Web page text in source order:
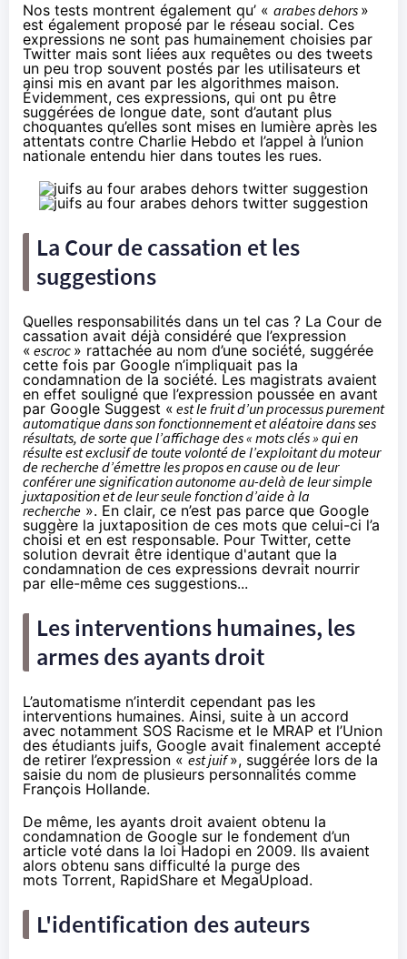
Nos tests montrent également qu’ « arabes dehors »
est également proposé par le réseau social. Ces
expressions ne sont pas humainement choisies par
Twitter mais sont liées aux requêtes ou des tweets
un peu trop souvent postés par les utilisateurs et
ainsi mis en avant par les algorithmes maison.
Évidemment, ces expressions, qui ont pu être
suggérées de longue date, sont d’autant plus
choquantes qu’elles sont mises en lumière après les
attentats contre Charlie Hebdo et l’appel à l’union
nationale entendu hier dans toutes les rues.
La Cour de cassation et les
suggestions
Quelles responsabilités dans un tel cas ? La Cour de
cassation avait déjà considéré que l’expression
« escroc » rattachée au nom d’une société, suggérée
cette fois par Google n’impliquait pas la
condamnation de la société. Les magistrats avaient
en effet souligné que l’expression poussée en avant
par Google Suggest « est le fruit d’un processus purement
automatique dans son fonctionnement et aléatoire dans ses
résultats, de sorte que l’affichage des « mots clés » qui en
résulte est exclusif de toute volonté de l’exploitant du moteur
de recherche d’émettre les propos en cause ou de leur
conférer une signification autonome au-delà de leur simple
juxtaposition et de leur seule fonction d’aide à la
recherche ». En clair, ce n’est pas parce que Google
suggère la juxtaposition de ces mots que celui-ci l’a
choisi et en est responsable. Pour Twitter, cette
solution devrait être identique d'autant que la
condamnation de ces expressions devrait nourrir
par elle-même ces suggestions...
Les interventions humaines, les
armes des ayants droit
L’automatisme n’interdit cependant pas les
interventions humaines. Ainsi, suite à un accord
avec notamment SOS Racisme et le MRAP et l’Union
des étudiants juifs, Google avait finalement accepté
de retirer l’expression « est juif», suggérée lors de la
saisie du nom de plusieurs personnalités comme
François Hollande.
De même, les ayants droit avaient obtenu la
condamnation de Google sur le fondement d’un
article voté dans la loiHadopi en 2009. Ils avaient
alors obtenu sans difficulté la purge des
mots Torrent, RapidShare et MegaUpload.
L'identification des auteurs